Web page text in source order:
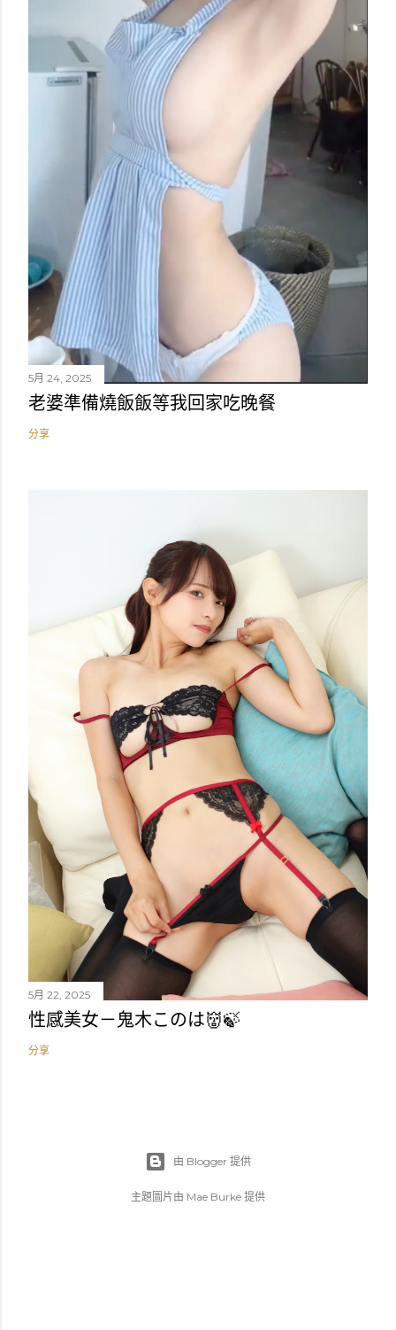
5月 24, 2025
老婆準備燒飯飯等我回家吃晚餐
分享
5月 22, 2025
性感美女－鬼木このは👹🍃
分享
由 Blogger 提供
主題圖片由 Mae Burke 提供